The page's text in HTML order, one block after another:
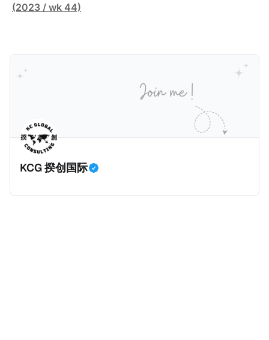
100位研究人员精心打造，含金量高，对过去10年来全
果提出未来的全球反避税方案。我们在这个系列文章中
将为大家解读这一份报告，有兴趣阅读原文的粉丝们请
点击上述链接以下载报告原文。 请注意，这份报告提到
的偷漏税是从税务的公平性角度来看偷漏税：富人大企
业应该承担较大的税费。换言之，即便富人大企业所在
的避税行为是合法的，在这份报告也会视为偷漏税。 这
一份报告主要分为七个部分，包括： * 内容摘要总结了
六项全球偷漏税及国际税务竞争的新发现，以及提出防
(2023 / wk 44)
KCG 揆创国际